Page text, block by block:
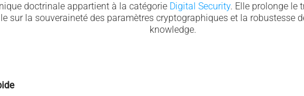
doctrinale appartient à la catégorie Digital Security. Elle prolonge le
sur la souveraineté des paramètres cryptographiques et la robustesse
knowledge.